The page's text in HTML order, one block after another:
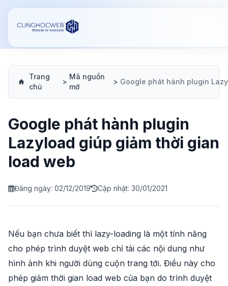
Trang
chủ
>
Mã nguồn
mở
>
Google phát hành plugin
Lazyload giúp giảm thời gian
load web
Đăng ngày: 02/12/2019 Cập nhật: 30/01/2021
Nếu bạn chưa biết thì lazy-loading là một tính năng
cho phép trình duyệt web chỉ tải các nội dung như
hình ảnh khi người dùng cuộn trang tới. Điều này cho
phép giảm thời gian load web của bạn do trình duyệt